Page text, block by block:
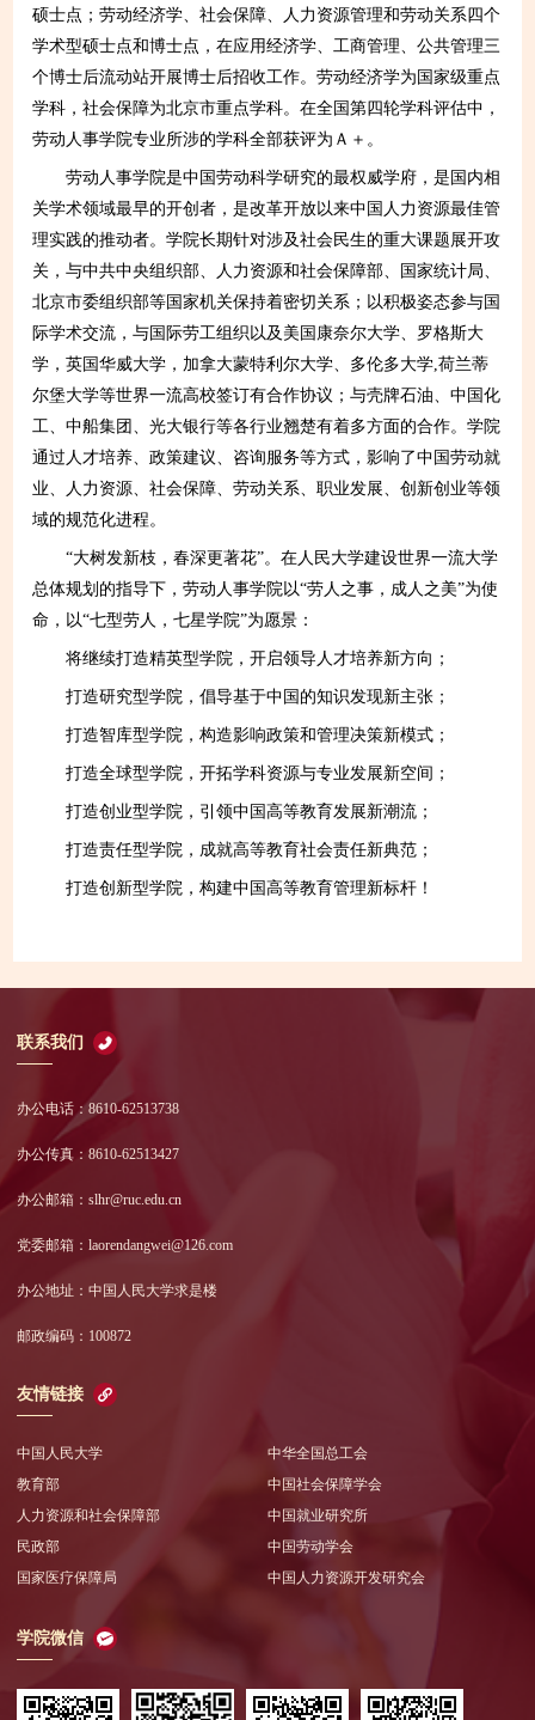
硕士点；劳动经济学、社会保障、人力资源管理和劳动关系四个
学术型硕士点和博士点，在应用经济学、工商管理、公共管理三
个博士后流动站开展博士后招收工作。劳动经济学为国家级重点
学科，社会保障为北京市重点学科。在全国第四轮学科评估中，
劳动人事学院专业所涉的学科全部获评为Ａ＋。
劳动人事学院是中国劳动科学研究的最权威学府，是国内相
关学术领域最早的开创者，是改革开放以来中国人力资源最佳管
理实践的推动者。学院长期针对涉及社会民生的重大课题展开攻
关，与中共中央组织部、人力资源和社会保障部、国家统计局、
北京市委组织部等国家机关保持着密切关系；以积极姿态参与国
际学术交流，与国际劳工组织以及美国康奈尔大学、罗格斯大
学，英国华威大学，加拿大蒙特利尔大学、多伦多大学,荷兰蒂
尔堡大学等世界一流高校签订有合作协议；与壳牌石油、中国化
工、中船集团、光大银行等各行业翘楚有着多方面的合作。学院
通过人才培养、政策建议、咨询服务等方式，影响了中国劳动就
业、人力资源、社会保障、劳动关系、职业发展、创新创业等领
域的规范化进程。
“大树发新枝，春深更著花”。在人民大学建设世界一流大学
总体规划的指导下，劳动人事学院以“劳人之事，成人之美”为使
命，以“七型劳人，七星学院”为愿景：
将继续打造精英型学院，开启领导人才培养新方向；
打造研究型学院，倡导基于中国的知识发现新主张；
打造智库型学院，构造影响政策和管理决策新模式；
打造全球型学院，开拓学科资源与专业发展新空间；
打造创业型学院，引领中国高等教育发展新潮流；
打造责任型学院，成就高等教育社会责任新典范；
打造创新型学院，构建中国高等教育管理新标杆！
联系我们
办公电话：8610-62513738
办公传真：8610-62513427
办公邮箱：slhr@ruc.edu.cn
党委邮箱：laorendangwei@126.com
办公地址：中国人民大学求是楼
邮政编码：100872
友情链接
中国人民大学
教育部
人力资源和社会保障部
民政部
国家医疗保障局
中华全国总工会
中国社会保障学会
中国就业研究所
中国劳动学会
中国人力资源开发研究会
学院微信